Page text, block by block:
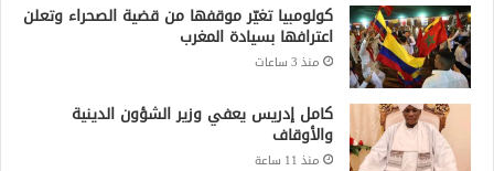
كولومبيا تغيّر موقفها من قضية الصحراء وتعلن
اعترافها بسيادة المغرب
منذ 3 ساعات
كامل إدريس يعفي وزير الشؤون الدينية
والأوقاف
منذ 11 ساعة